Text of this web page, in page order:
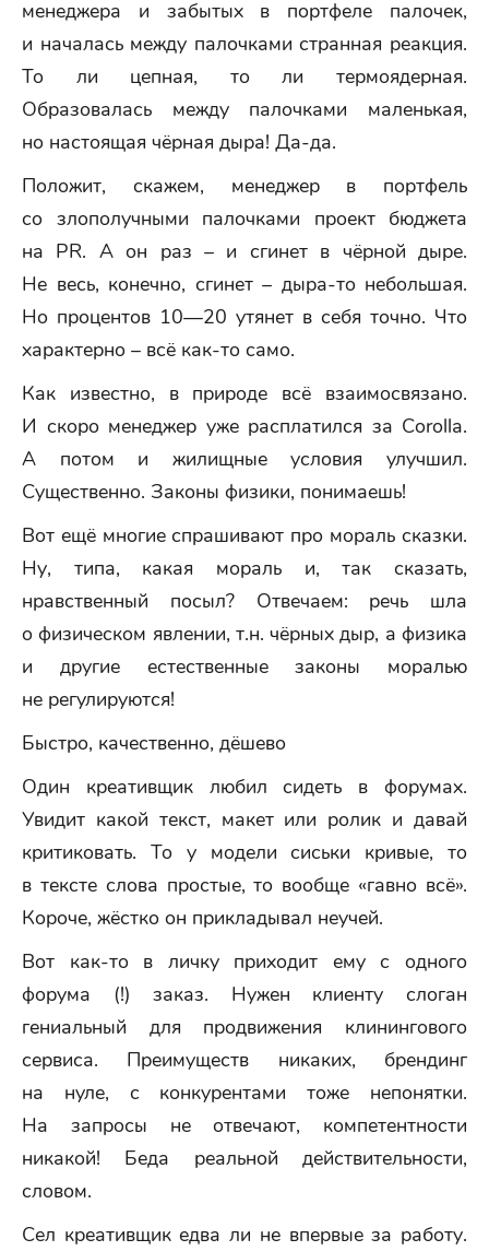
менеджера и забытых в портфеле палочек,
и началась между палочками странная реакция.
То ли цепная, то ли термоядерная.
Образовалась между палочками маленькая,
но настоящая чёрная дыра! Да-да.
Положит, скажем, менеджер в портфель
со злополучными палочками проект бюджета
на PR. А он раз – и сгинет в чёрной дыре.
Не весь, конечно, сгинет – дыра-то небольшая.
Но процентов 10—20 утянет в себя точно. Что
характерно – всё как-то само.
Как известно, в природе всё взаимосвязано.
И скоро менеджер уже расплатился за Corolla.
А потом и жилищные условия улучшил.
Существенно. Законы физики, понимаешь!
Вот ещё многие спрашивают про мораль сказки.
Ну, типа, какая мораль и, так сказать,
нравственный посыл? Отвечаем: речь шла
о физическом явлении, т.н. чёрных дыр, а физика
и другие естественные законы моралью
не регулируются!
Быстро, качественно, дёшево
Один креативщик любил сидеть в форумах.
Увидит какой текст, макет или ролик и давай
критиковать. То у модели сиськи кривые, то
в тексте слова простые, то вообще «гавно всё».
Короче, жёстко он прикладывал неучей.
Вот как-то в личку приходит ему с одного
форума (!) заказ. Нужен клиенту слоган
гениальный для продвижения клинингового
сервиса. Преимуществ никаких, брендинг
на нуле, с конкурентами тоже непонятки.
На запросы не отвечают, компетентности
никакой! Беда реальной действительности,
словом.
Сел креативщик едва ли не впервые за работу.